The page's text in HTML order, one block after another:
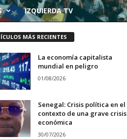
IZQUIERDA TV
MÁS RECIENTES
La economía capitalista
mundial en peligro
01/08/2026
Senegal: Crisis política en el
contexto de una grave crisis
económica
30/07/2026